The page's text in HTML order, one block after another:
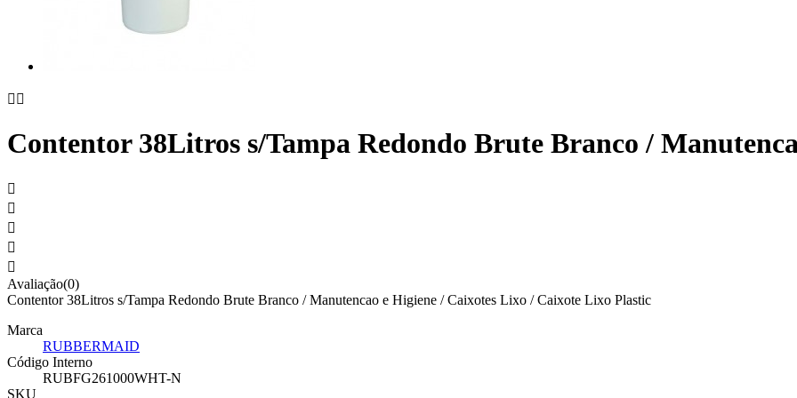
 
Contentor 38Litros s/Tampa Redondo Brute Branco /





Avaliação(0)
Contentor 38Litros s/Tampa Redondo Brute Branco / Manutencao e Higiene / Caixotes Lixo / Caixote Lixo Plastic
Marca
RUBBERMAID
Código Interno
RUBFG261000WHT-N
SKU